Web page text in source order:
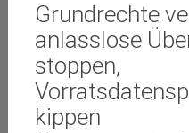
Grundrechte
anlasslose
stoppen,
kippen